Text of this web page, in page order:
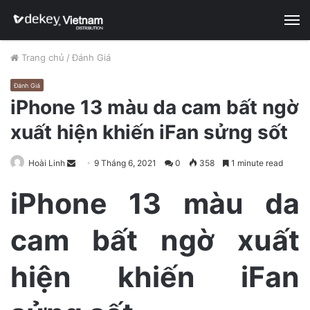
Trang chủ / Đánh Giá
Đánh Giá
iPhone 13 màu da cam bất ngờ
xuất hiện khiến iFan sửng sốt
Hoài Linh
n
d
9 Tháng 6, 2021 0 358 1 minute read
iPhone 13 màu da
cam bất ngờ xuất
hiện khiến iFan